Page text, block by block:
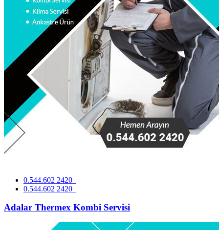
0.544.602 2420
0.544.602 2420
Adalar Thermex Kombi Servisi